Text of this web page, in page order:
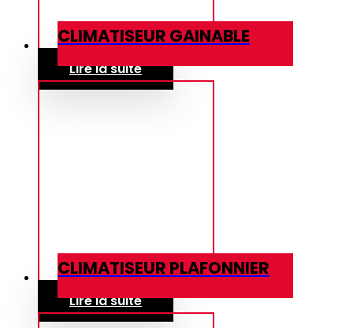
CLIMATISEUR GAINABLE
Lire la suite
CLIMATISEUR PLAFONNIER
Lire la suite